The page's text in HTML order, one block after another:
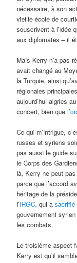
nécessaire, à son
vieille école de
souscrivent à l’idée
aux diplomates – il
Mais Kerry n’a pas
avait changé au
la Turquie, ainsi
régionales
aujourd’hui aigries
concert, bien que
Ce qui m’intrigue,
russes et syriens
pas aussi le guide
le Corps des
là, Kerry ne peut
parce que l’accord
héritage de la
l’IRGC, qui asacrifié
gouvernement
les combats.
Le troisième aspect
Kerry est qu’il